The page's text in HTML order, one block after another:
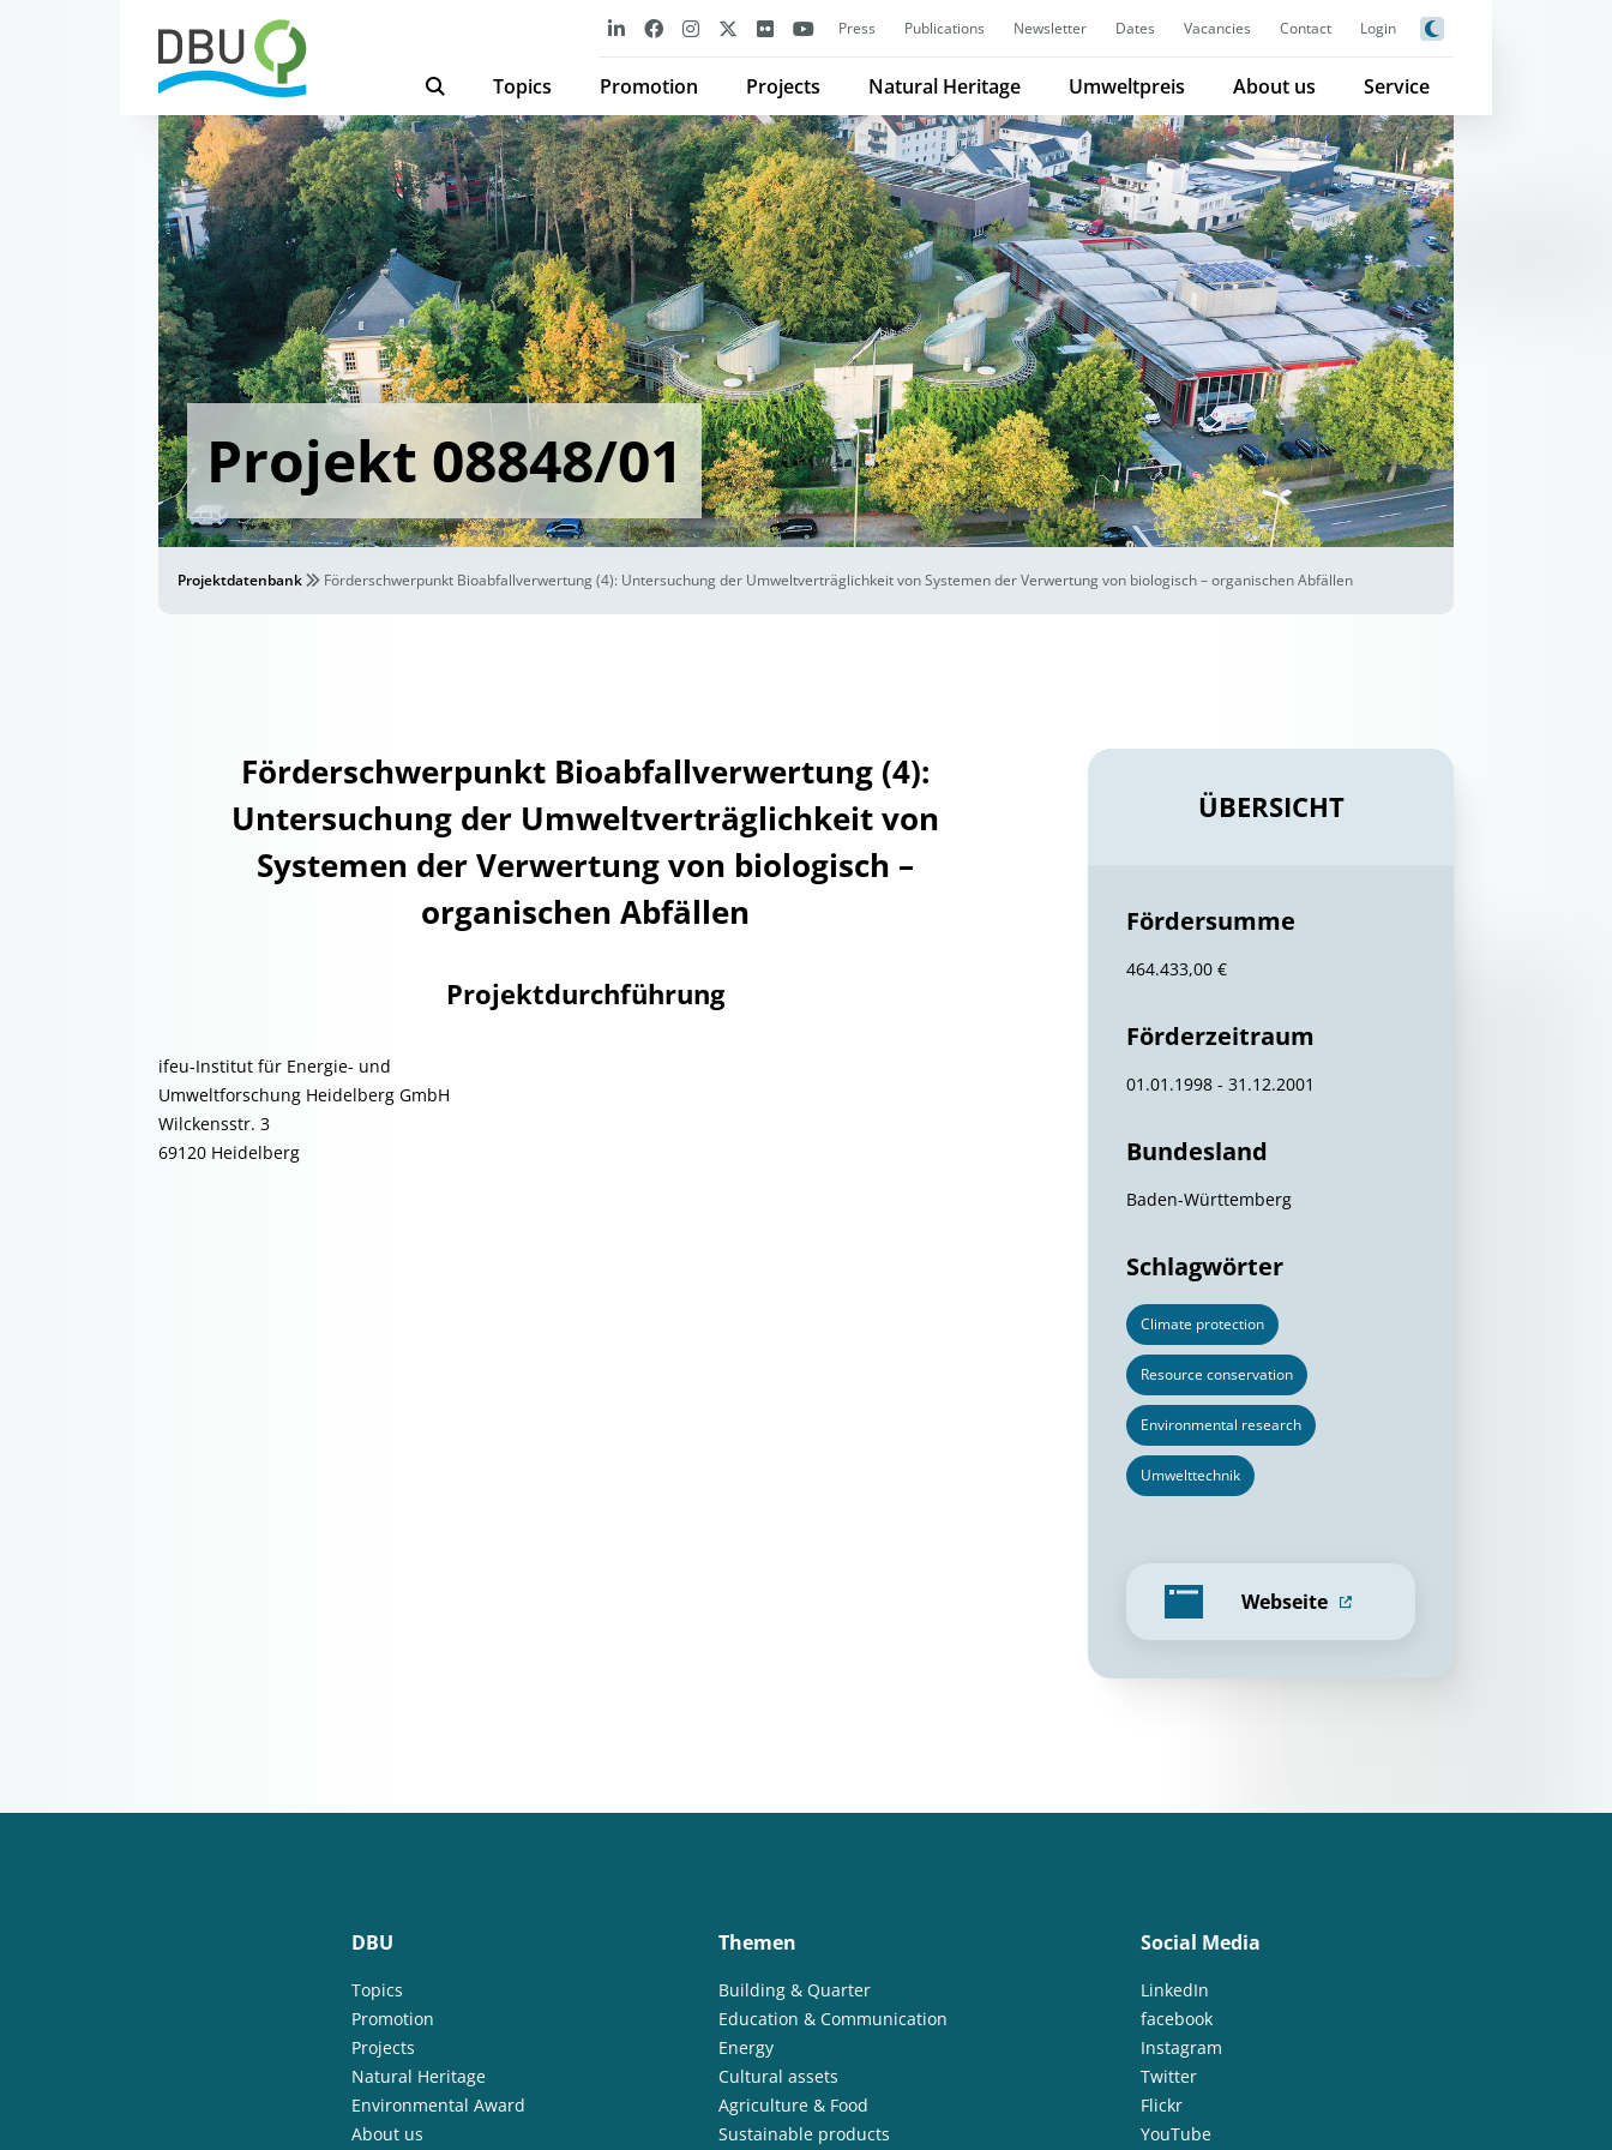
Press Publications Newsletter Dates Vacancies Contact Login
Topics Promotion Projects Natural Heritage Umweltpreis About us Service
Projekt 08848/01
Projektdatenbank Förderschwerpunkt Bioabfallverwertung (4): Untersuchung der Umweltverträglichkeit von Systemen der Verwertung von biologisch – organischen Abfällen
Förderschwerpunkt Bioabfallverwertung (4):
Untersuchung der Umweltverträglichkeit von
Systemen der Verwertung von biologisch –
organischen Abfällen
Projektdurchführung
ifeu-Institut für Energie- und
Umweltforschung Heidelberg GmbH
Wilckensstr. 3
69120 Heidelberg
ÜBERSICHT
Fördersumme
464.433,00 €
Förderzeitraum
01.01.1998 - 31.12.2001
Bundesland
Baden-Württemberg
Schlagwörter
Climate protection
Resource conservation
Environmental research
Umwelttechnik
Webseite
DBU
Topics
Promotion
Projects
Natural Heritage
Environmental Award
About us
Themen
Building & Quarter
Education & Communication
Energy
Cultural assets
Agriculture & Food
Sustainable products
Social Media
LinkedIn
facebook
Instagram
Twitter
Flickr
YouTube